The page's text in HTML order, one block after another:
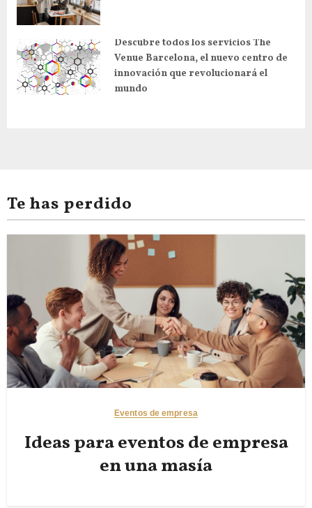
n
t
Descubre todos los servicios The
Venue Barcelona, el nuevo centro de
innovación que revolucionará el
mundo
Te has perdido
Eventos de empresa
Ideas para eventos de empresa
en una masía